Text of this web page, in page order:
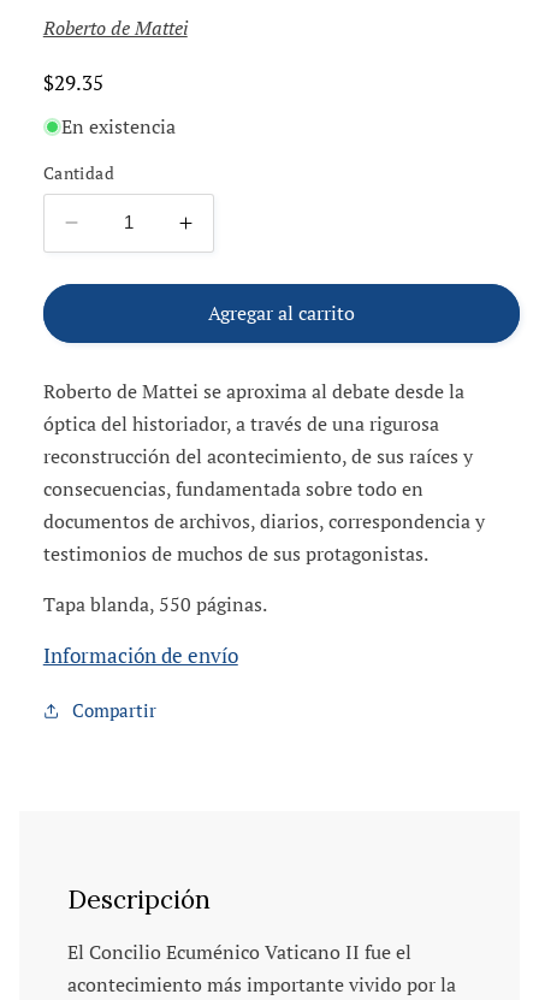
Roberto de Mattei
Precio
habitual
$29.35
En existencia
Cantidad
Reducir
cantidad
para
Concilio
II:
Una
historia
nunca
escrita
Aumentar
cantidad
para
Concilio
II:
Una
historia
nunca
escrita
Agregar al carrito
Roberto de Mattei se aproxima al debate desde la
óptica del historiador, a través de una rigurosa
reconstrucción del acontecimiento, de sus raíces y
consecuencias, fundamentada sobre todo en
documentos de archivos, diarios, correspondencia y
testimonios de muchos de sus protagonistas.
Tapa blanda, 550 páginas.
Información de envío
Compartir
Descripción
El Concilio Ecuménico Vaticano II fue el
acontecimiento más importante vivido por la